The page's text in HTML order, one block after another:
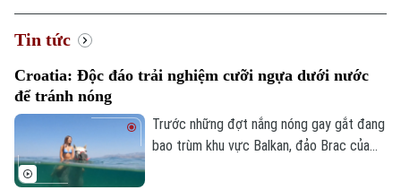
Tin tức
Croatia: Độc đáo trải nghiệm cưỡi ngựa dưới nước
để tránh nóng
Trước những đợt nắng nóng gay gắt đang
bao trùm khu vực Balkan, đảo Brac của